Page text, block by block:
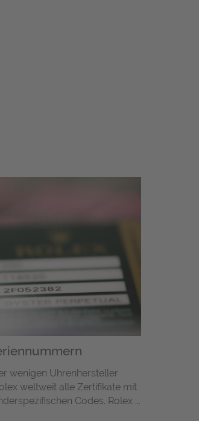
wenigen Uhrenhersteller
weltweit alle Zertifikate mit
Codes. Rolex ...